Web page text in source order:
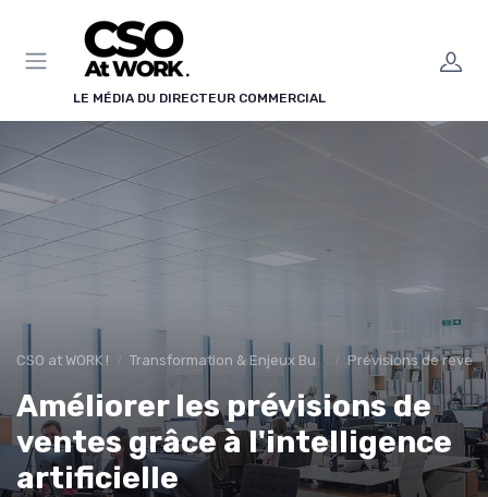
LE MÉDIA DU DIRECTEUR COMMERCIAL
CSO at WORK ! Transformation & Enjeux Business Prévisions de
Améliorer les prévisions de
ventes grâce à l'intelligence
artificielle